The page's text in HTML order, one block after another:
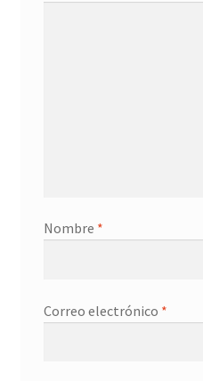
Nombre *
Correo electrónico *